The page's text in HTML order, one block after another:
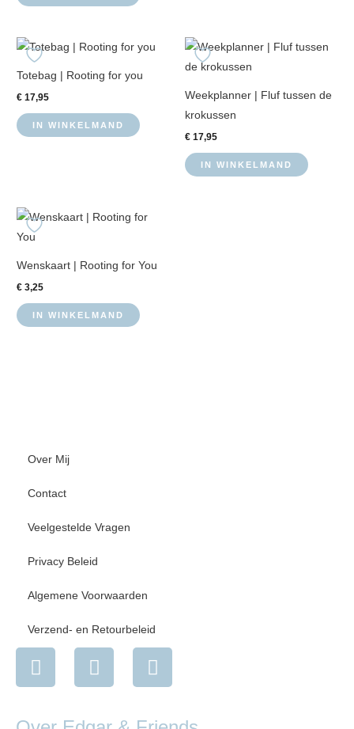
Totebag | Rooting for you
€ 17,95
IN WINKELMAND
Weekplanner | Fluf tussen de
krokussen
€ 17,95
IN WINKELMAND
Wenskaart | Rooting for You
€ 3,25
IN WINKELMAND
Over Mij
Contact
Veelgestelde Vragen
Privacy Beleid
Algemene Voorwaarden
Verzend- en Retourbeleid
I
n
F
a
Y
o
t